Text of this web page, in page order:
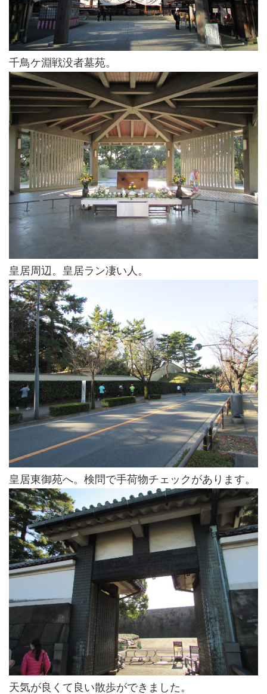
千鳥ケ淵戦没者墓苑。
皇居周辺。皇居ラン凄い人。
皇居東御苑へ。検問で手荷物チェックがあります。
天気が良くて良い散歩ができました。